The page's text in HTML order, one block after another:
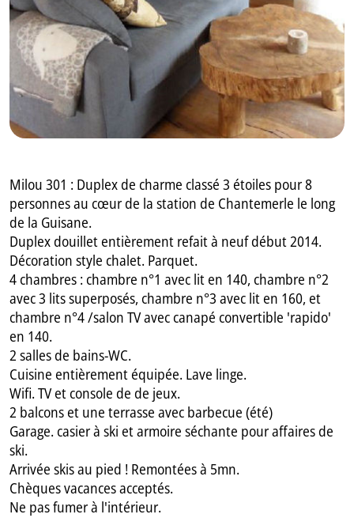
Milou 301 : Duplex de charme classé 3 étoiles pour 8
personnes au cœur de la station de Chantemerle le long
de la Guisane.
Duplex douillet entièrement refait à neuf début 2014.
Décoration style chalet. Parquet.
4 chambres : chambre n°1 avec lit en 140, chambre n°2
avec 3 lits superposés, chambre n°3 avec lit en 160, et
chambre n°4 /salon TV avec canapé convertible 'rapido'
en 140.
2 salles de bains-WC.
Cuisine entièrement équipée. Lave linge.
Wifi. TV et console de de jeux.
2 balcons et une terrasse avec barbecue (été)
Garage. casier à ski et armoire séchante pour affaires de
ski.
Arrivée skis au pied ! Remontées à 5mn.
Chèques vacances acceptés.
Ne pas fumer à l'intérieur.